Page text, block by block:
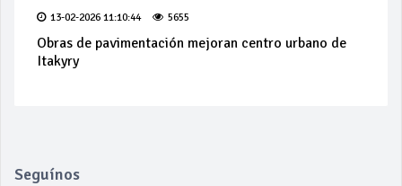
13-02-2026 11:10:44 5655
Obras de pavimentación mejoran centro urbano de
Itakyry
Seguínos